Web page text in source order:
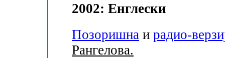
2002: Енглески
Позоришна и радио-
Рангелова.